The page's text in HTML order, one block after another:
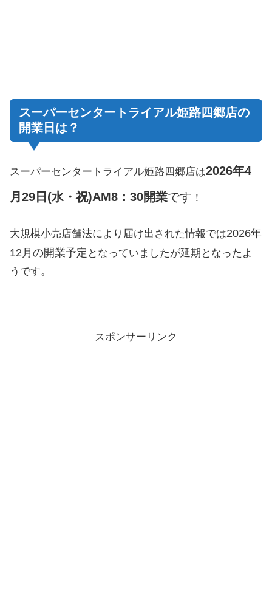
スーパーセンタートライアル姫路四郷店の
開業日は？
スーパーセンタートライアル姫路四郷店は2026年4
月29日(水・祝)AM8：30開業です ！
大規模小売店舗法により届け出された情報では2026年
12月の開業予定 となっていましたが延期となったよ
うです。
スポンサーリンク